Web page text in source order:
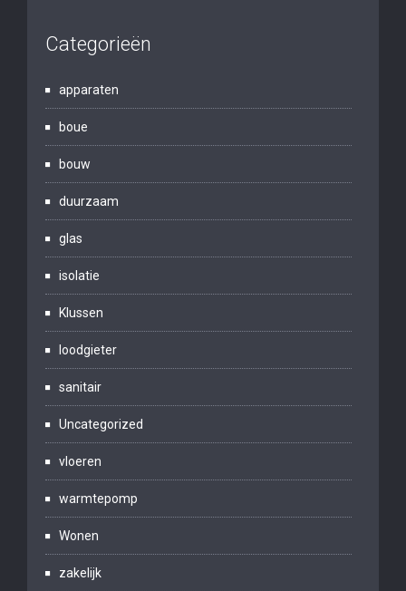
Categorieën
apparaten
boue
bouw
duurzaam
glas
isolatie
Klussen
loodgieter
sanitair
Uncategorized
vloeren
warmtepomp
Wonen
zakelijk